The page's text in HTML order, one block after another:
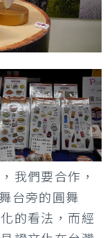
我們要合作，
台旁的圓舞
的看法，而經